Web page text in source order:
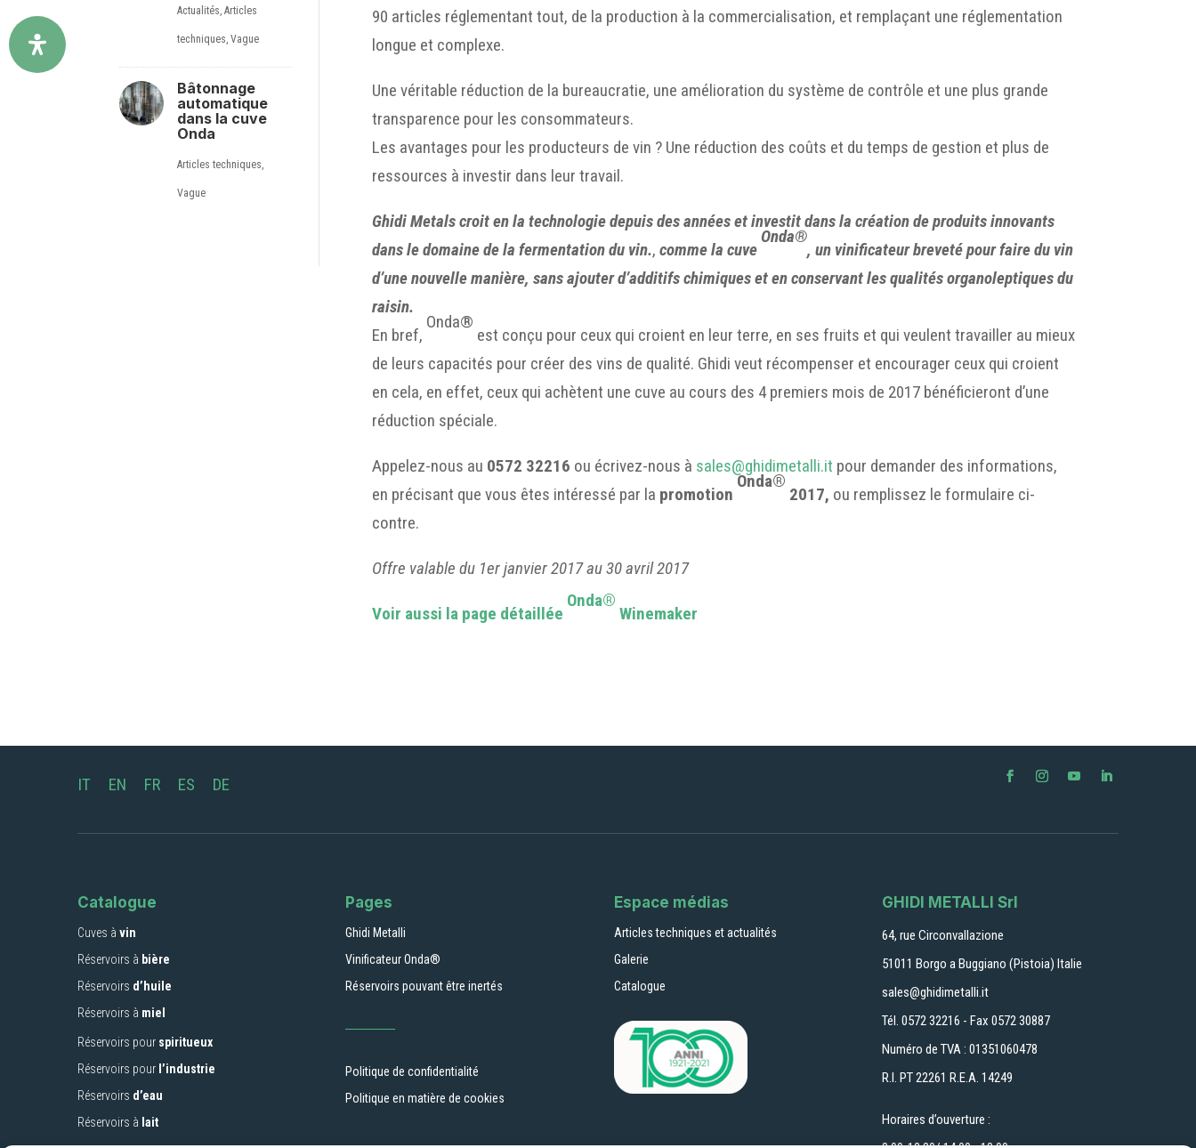
Actualités,Articles
techniques,Vague
Bâtonnage
automatique
dans la cuve
Onda
Articles techniques,
Vague
90 articles réglementant tout, de la production à la commercialisation, et remplaçant une réglementation
longue et complexe.
Une véritable réduction de la bureaucratie, une amélioration du système de contrôle et une plus grande
transparence pour les consommateurs.
Les avantages pour les producteurs de vin ? Une réduction des coûts et du temps de gestion et plus de
ressources à investir dans leur travail.
Ghidi Metals croit en la technologie depuis des années et investit dans la création de produits innovants
dans le domaine de la fermentation du vin., comme la cuve
Onda®
, un vinificateur breveté pour faire du vin
d’une nouvelle manière, sans ajouter d’additifs chimiques et en conservant les qualités organoleptiques du
raisin.
En bref,
Onda®
est conçu pour ceux qui croient en leur terre, en ses fruits et qui veulent travailler au mieux
de leurs capacités pour créer des vins de qualité. Ghidi veut récompenser et encourager ceux qui croient
en cela, en effet, ceux qui achètent une cuve au cours des 4 premiers mois de 2017 bénéficieront d’une
réduction spéciale.
Appelez-nous au 0572 32216 ou écrivez-nous à sales@ghidimetalli.it pour demander des informations,
en précisant que vous êtes intéressé par la promotion
Onda®
2017, ou remplissez le formulaire ci-
contre.
Offre valable du 1er janvier 2017 au 30 avril 2017
Voir aussi la page détaillée
Onda®
Winemaker
IT EN FR ES DE
Catalogue
Cuves à vin
Réservoirs à bière
Réservoirs d’huile
Réservoirs à miel
Réservoirs pour spiritueux
Réservoirs pour l’industrie
Réservoirs d’eau
Réservoirs à lait
Pages
Ghidi Metalli
Vinificateur Onda®
Réservoirs pouvant être inertés
Politique de confidentialité
Politique en matière de cookies
Espace médias
Articles techniques et actualités
Galerie
Catalogue
GHIDI METALLI Srl
64, rue Circonvallazione
51011 Borgo a Buggiano (Pistoia) Italie
sales@ghidimetalli.it
Tél. 0572 32216 - Fax 0572 30887
Numéro de TVA : 01351060478
R.I. PT 22261 R.E.A. 14249
Horaires d’ouverture :